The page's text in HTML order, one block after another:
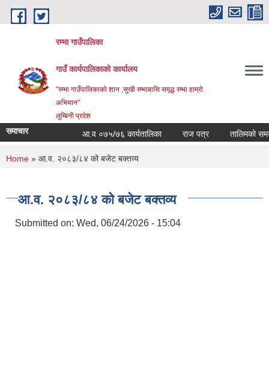
Skip to main content
रम्भा गाउँपालिका
गाउँ कार्यपालिकाको कार्यालय
"रम्भा गाउँपालिकाको शान ,सुखी रम्भाबासि समृद्ध रम्भा हाम्रो
अभियान"
लुम्बिनी प्रदेश
समाचार आ.व ०७५/७६ कार्यतालिका राज पत्र तालिमको समय
You are here
Home » आ.व. २०८३/८४ को बजेट बक्तव्य
आ.व. २०८३/८४ को बजेट बक्तव्य
Submitted on: Wed, 06/24/2026 - 15:04